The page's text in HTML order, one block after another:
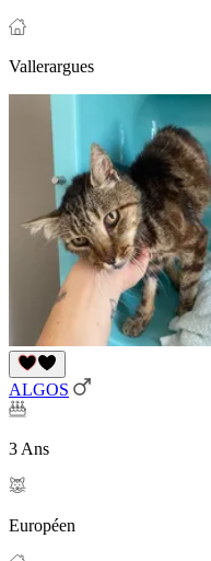
Vallerargues
ALGOS
3 Ans
Européen